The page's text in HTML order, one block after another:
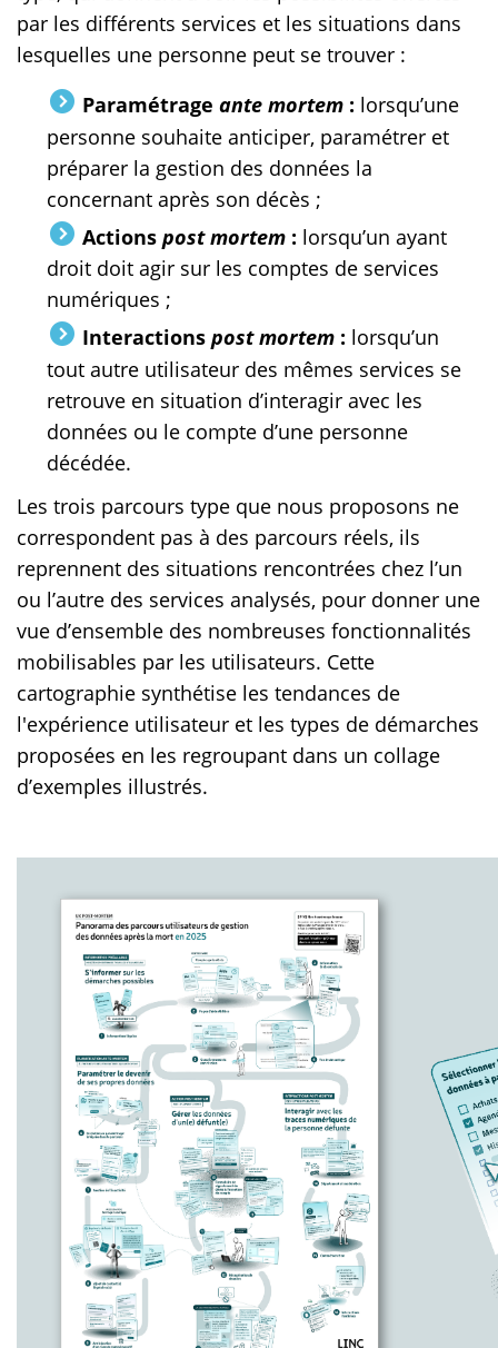
par les différents services et les situations dans
lesquelles une personne peut se trouver :
Paramétrage ante mortem : lorsqu’une
personne souhaite anticiper, paramétrer et
préparer la gestion des données la
concernant après son décès ;
Actions post mortem : lorsqu’un ayant
droit doit agir sur les comptes de services
numériques ;
Interactions post mortem : lorsqu’un
tout autre utilisateur des mêmes services se
retrouve en situation d’interagir avec les
données ou le compte d’une personne
décédée.
Les trois parcours type que nous proposons ne
correspondent pas à des parcours réels, ils
reprennent des situations rencontrées chez l’un
ou l’autre des services analysés, pour donner une
vue d’ensemble des nombreuses fonctionnalités
mobilisables par les utilisateurs. Cette
cartographie synthétise les tendances de
l'expérience utilisateur et les types de démarches
proposées en les regroupant dans un collage
d’exemples illustrés.